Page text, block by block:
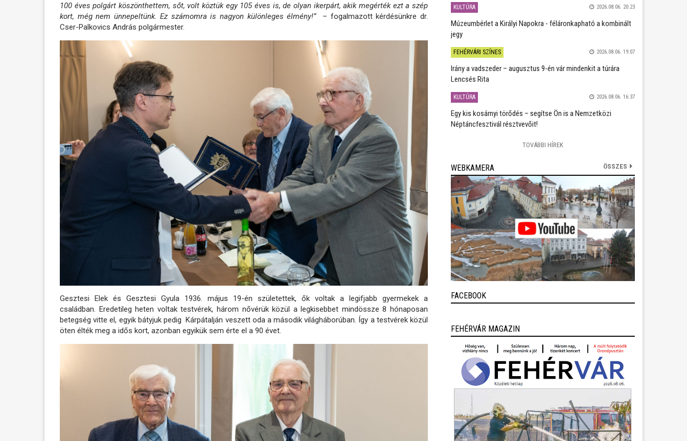
100 éves polgárt köszönthettem, sőt, volt köztük egy 105 éves is, de olyan ikerpárt, akik megérték ezt a szép
kort, még nem ünnepeltünk. Ez számomra is nagyon különleges élmény!”
– fogalmazott kérdésünkre dr.
Cser-Palkovics András polgármester.
Gesztesi Elek és Gesztesi Gyula 1936. május 19-én születettek, ők voltak a legifjabb gyermekek a
családban. Eredetileg heten voltak testvérek, három nővérük közül a legkisebbet mindössze 8 hónaposan
betegség vitte el, egyik bátyjuk pedig Kárpátalján veszett oda a második világháborúban. Így a testvérek közül
öten élték meg a idős kort, azonban egyikük sem érte el a 90 évet.
KULTÚRA 2026.08.06. 20:23
Múzeumbérlet a Királyi Napokra - féláronkapható a kombinált
jegy
FEHÉRVÁRI SZÍNES 2026.08.06. 19:07
Irány a vadszeder – augusztus 9-én vár mindenkit a túrára
Lencsés Rita
KULTÚRA 2026.08.06. 16:37
Egy kis kosárnyi törődés – segítse Ön is a Nemzetközi
Néptáncfesztivál résztvevőit!
TOVÁBBI HÍREK
WEBKAMERA ÖSSZES
FACEBOOK
FEHÉRVÁR MAGAZIN